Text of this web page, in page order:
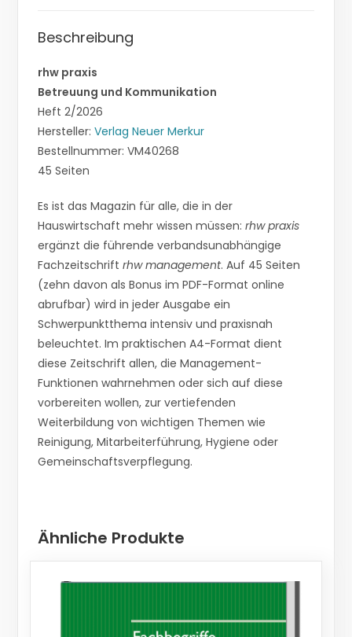
Beschreibung
rhw praxis
Betreuung und Kommunikation
Heft 2/2026
Hersteller:Verlag Neuer Merkur
Bestellnummer: VM40268
45 Seiten
Es ist das Magazin für alle, die in der
Hauswirtschaft mehr wissen müssen:rhw praxis
ergänzt die führende verbandsunabhängige
Fachzeitschriftrhw management. Auf 45 Seiten
(zehn davon als Bonus im PDF-Format online
abrufbar) wird in jeder Ausgabe ein
Schwerpunktthema intensiv und praxisnah
beleuchtet. Im praktischen A4-Format dient
diese Zeitschrift allen, die Management-
Funktionen wahrnehmen oder sich auf diese
vorbereiten wollen, zur vertiefenden
Weiterbildung von wichtigen Themen wie
Reinigung, Mitarbeiterführung, Hygiene oder
Gemeinschaftsverpflegung.
Ähnliche Produkte